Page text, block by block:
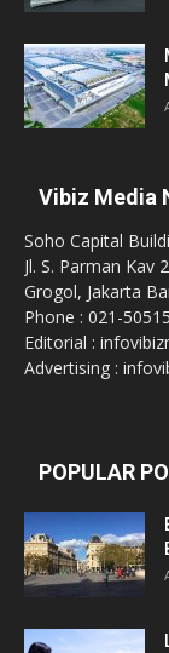
Vibiz Media
Soho Capital
Jl. S. Parman Kav
Grogol, Jakarta
Phone : 021-
Editorial :
Advertising :
POPULAR